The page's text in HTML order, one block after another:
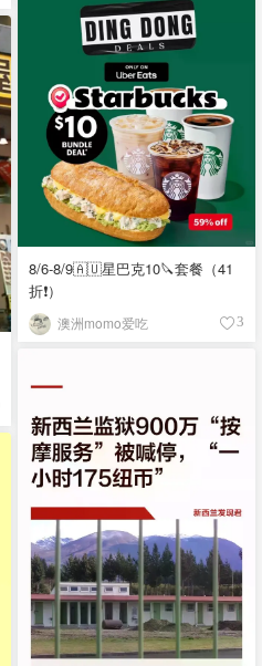
8/6-8/9🇦🇺星巴克10🔪套餐（41
折❗）
澳洲momo爱吃 3